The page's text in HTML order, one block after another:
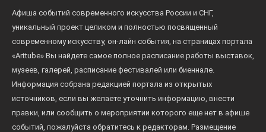
Афиша событий современного искусства России и СНГ,
уникальный проект целиком и полностью посвященный
современному искусству, он-лайн события, на страницах портала
«Arttube» Вы найдете самое полное расписание работы выставок,
музеев, галерей, расписание фестивалей или биеннале.
Информация собрана редакцией портала из открытых
источников, если вы желаете уточнить информацию, внести
правки, или сообщить о мероприятии которого еще нет в афише
событий, пожалуйста обратитесь к редакторам. Размещение